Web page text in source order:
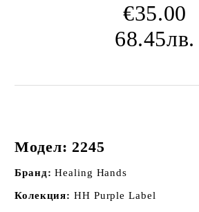
€35.00
68.45лв.
Модел: 2245
Бранд:Healing Hands
Колекция: HH Purple Label